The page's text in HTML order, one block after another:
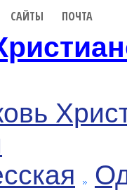
САЙТЫ ПОЧТА